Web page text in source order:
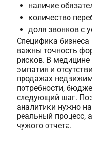
наличие
количество
доля звонков с
Специфика бизнеса
важны точность
рисков. В
эмпатия и
продажах
потребности,
следующий шаг.
аналитики нужно
реальный процесс,
чужого отчета.